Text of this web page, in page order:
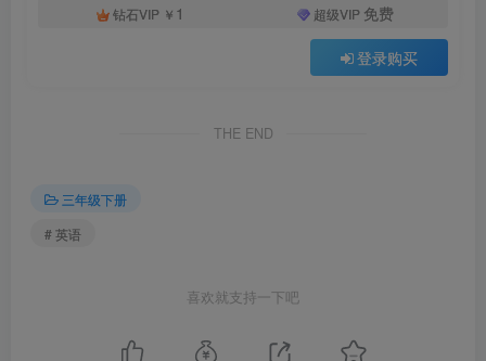
钻石VIP ￥ 1 超级VIP 免费
登录购买
THE END
三年级下册
# 英语
喜欢就支持一下吧